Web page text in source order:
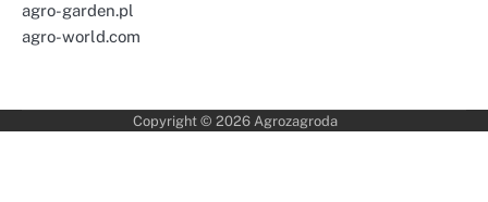
agro-garden.pl
agro-world.com
Copyright © 2026 Agrozagroda